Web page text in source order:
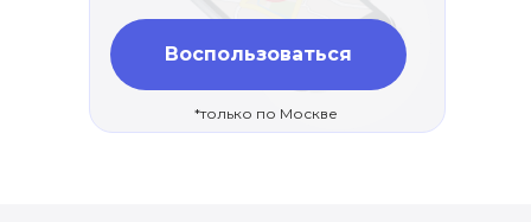
Воспользоваться
*только по Москве